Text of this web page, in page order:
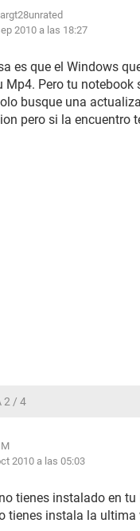
2010 a las 18:27
es que el Windows
Mp4. Pero tu
busque una
pero si la encuentro
2 / 4
2010 a las 05:03
tienes instalado en
tienes instala la ultima